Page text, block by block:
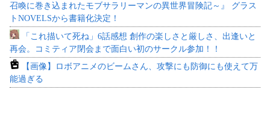
召喚に巻き込まれたモブサラリーマンの異世界冒険記～』 グラス
トNOVELSから書籍化決定！
「これ描いて死ね」6話感想 創作の楽しさと厳しさ、出逢いと
再会。コミティア閉会まで面白い初のサークル参加！！
【画像】ロボアニメのビームさん、攻撃にも防御にも使えて万
能過ぎる